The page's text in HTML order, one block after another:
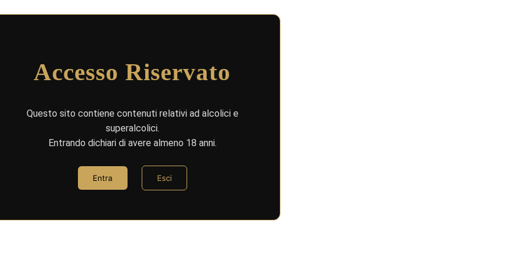
Accesso Riservato
Questo sito contiene contenuti relativi ad alcolici e
superalcolici.
Entrando dichiari di avere almeno 18 anni.
Entra Esci